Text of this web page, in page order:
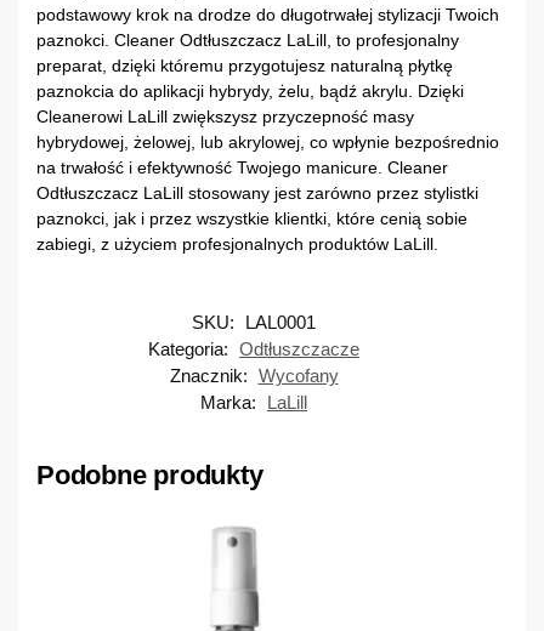
podstawowy krok na drodze do długotrwałej stylizacji Twoich
paznokci. Cleaner Odtłuszczacz LaLill, to profesjonalny
preparat, dzięki któremu przygotujesz naturalną płytkę
paznokcia do aplikacji hybrydy, żelu, bądź akrylu. Dzięki
Cleanerowi LaLill zwiększysz przyczepność masy
hybrydowej, żelowej, lub akrylowej, co wpłynie bezpośrednio
na trwałość i efektywność Twojego manicure. Cleaner
Odtłuszczacz LaLill stosowany jest zarówno przez stylistki
paznokci, jak i przez wszystkie klientki, które cenią sobie
zabiegi, z użyciem profesjonalnych produktów LaLill.
SKU:
LAL0001
Kategoria: Odtłuszczacze
Znacznik: Wycofany
Marka:
LaLill
Podobne produkty